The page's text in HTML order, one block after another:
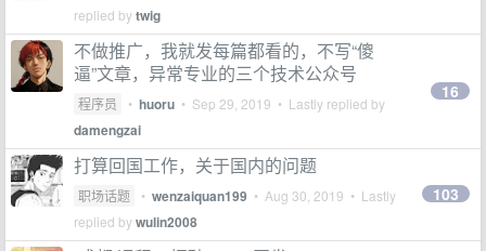
replied bytwig
不做推广，我就发每篇都看的，不写“傻
逼”文章，异常专业的三个技术公众号
程序员 • huoru • Sep 29, 2019 • Lastly replied by
damengzai
16
打算回国工作，关于国内的问题
职场话题 • wenzaiquan199 • Aug 30, 2019 • Lastly
replied bywulin2008
103